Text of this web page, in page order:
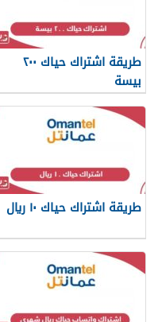
طريقة اشتراك حياك ٢٠٠
بيسة
طريقة اشتراك حياك ١٠ ريال